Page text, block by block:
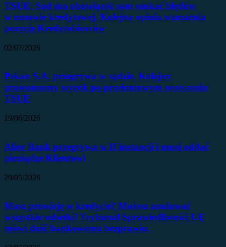
TSUE: Sąd ma obowiązek sam szukać błędów
w umowie kredytowej. Kolejna opinia wzmacnia
pozycję Kredytobiorców
02/07/2026
Pekao S.A. przegrywa w sądzie. Kolejny
prawomocny wyrok po przełomowym orzeczeniu
TSUE
19/06/2026
Alior Bank przegrywa w II instancji i musi oddać
pieniądze Klientowi
29/05/2026
Masz prowizję w kredycie? Możesz anulować
wszystkie odsetki! Trybunał Sprawiedliwości UE
mówi dość bankowemu bezprawiu.